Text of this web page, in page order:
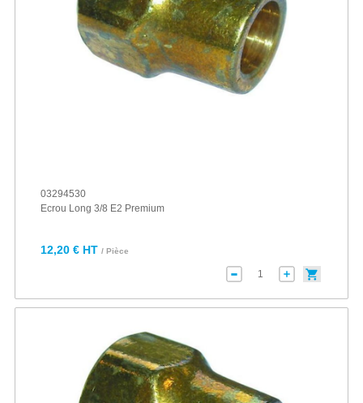
03294530
Ecrou Long 3/8 E2 Premium
12,20 € HT / Pièce